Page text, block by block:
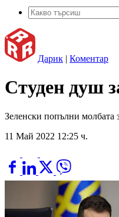
Дарик | Коментар
Студен душ
Зеленски попълни молбата
11 Май 2022 12:25 ч.